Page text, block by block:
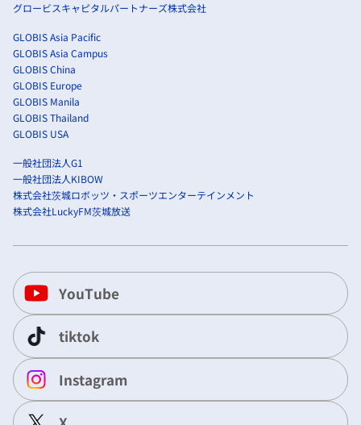
グロービスキャピタルパートナーズ株式会社
GLOBIS Asia Pacific
GLOBIS Asia Campus
GLOBIS China
GLOBIS Europe
GLOBIS Manila
GLOBIS Thailand
GLOBIS USA
一般社団法人G1
一般社団法人KIBOW
株式会社茨城ロボッツ・スポーツエンターテインメント
株式会社LuckyFM茨城放送
YouTube
tiktok
Instagram